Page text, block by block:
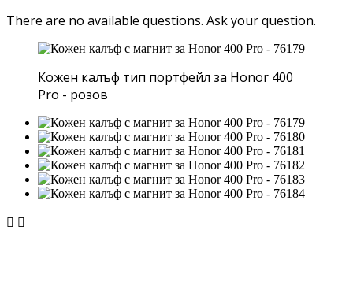
There are no available questions. Ask your question.
Кожен калъф тип портфейл за Honor 400
Pro - розов
 